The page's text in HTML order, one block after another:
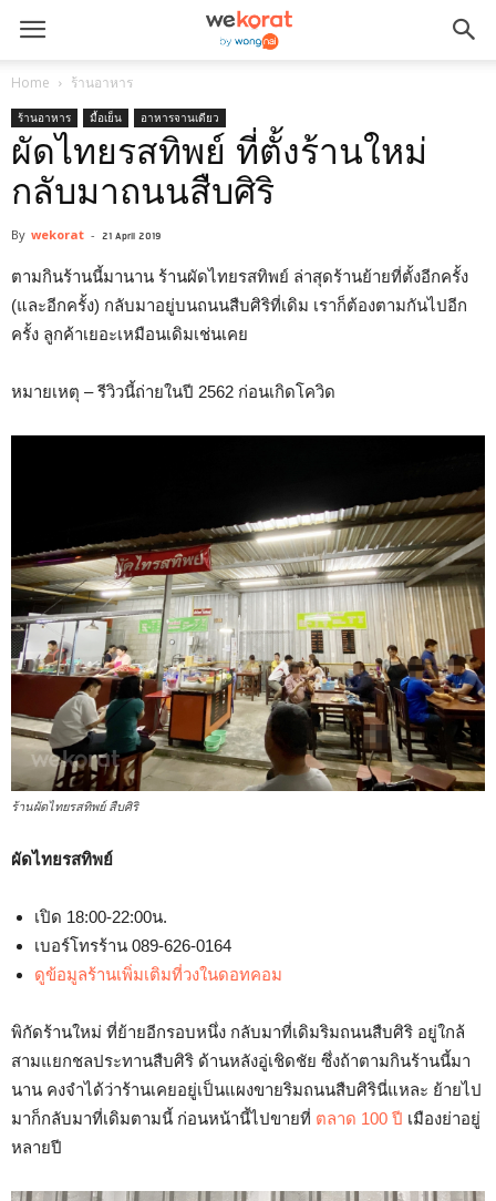
Home ร้านอาหาร
ร้านอาหาร มื้อเย็น อาหารจานเดียว
ผัดไทยรสทิพย์ ที่ตั้งร้านใหม่
กลับมาถนนสืบศิริ
By wekorat - 21 April 2019
ตามกินร้านนี้มานาน ร้านผัดไทยรสทิพย์ ล่าสุดร้านย้ายที่ตั้งอีกครั้ง
(และอีกครั้ง) กลับมาอยู่บนถนนสืบศิริที่เดิม เราก็ต้องตามกันไปอีก
ครั้ง ลูกค้าเยอะเหมือนเดิมเช่นเคย
หมายเหตุ – รีวิวนี้ถ่ายในปี 2562 ก่อนเกิดโควิด
ร้านผัดไทยรสทิพย์ สืบศิริ
ผัดไทยรสทิพย์
เปิด 18:00-22:00น.
เบอร์โทรร้าน 089-626-0164
ดูข้อมูลร้านเพิ่มเติมที่วงในดอทคอม
พิกัดร้านใหม่ ที่ย้ายอีกรอบหนึ่ง กลับมาที่เดิมริมถนนสืบศิริ อยู่ใกล้
สามแยกชลประทานสืบศิริ ด้านหลังอู่เชิดชัย ซึ่งถ้าตามกินร้านนี้มา
นาน คงจำได้ว่าร้านเคยอยู่เป็นแผงขายริมถนนสืบศิรินี่แหละ ย้ายไป
มาก็กลับมาที่เดิมตามนี้ ก่อนหน้านี้ไปขายที่ ตลาด 100 ปี เมืองย่าอยู่
หลายปี